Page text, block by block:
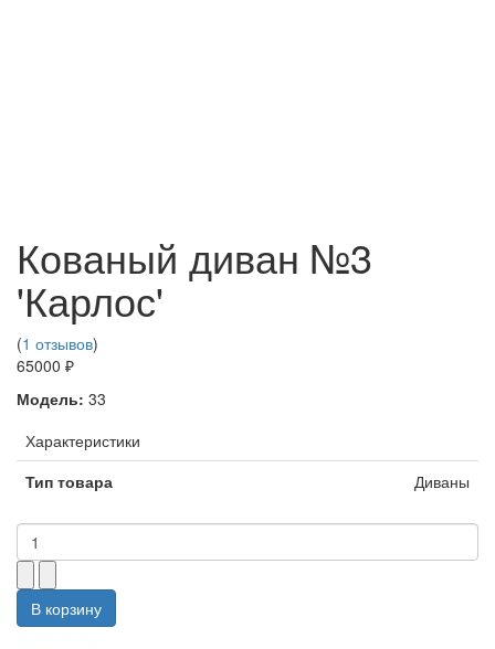
Кованый диван №3
'Карлос'
(1 отзывов)
65000 ₽
Модель: 33
Характеристики
Тип товара
Диваны
В корзину